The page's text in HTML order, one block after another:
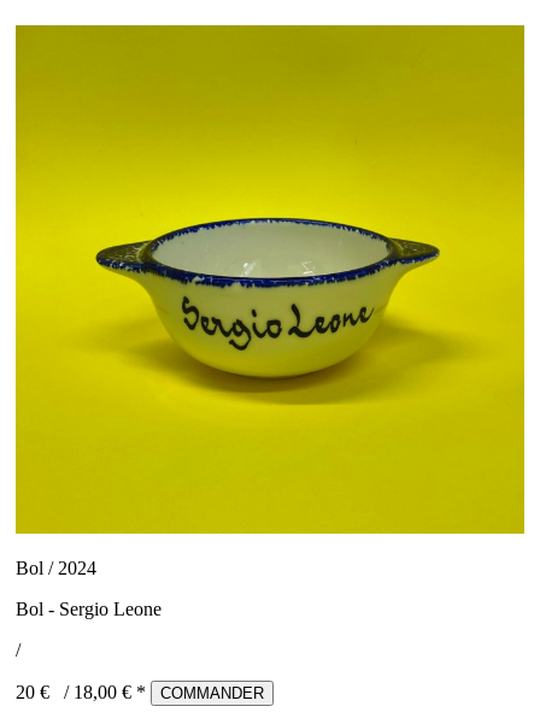
Bol / 2024
Bol - Sergio Leone
/
20 € / 18,00 € * COMMANDER